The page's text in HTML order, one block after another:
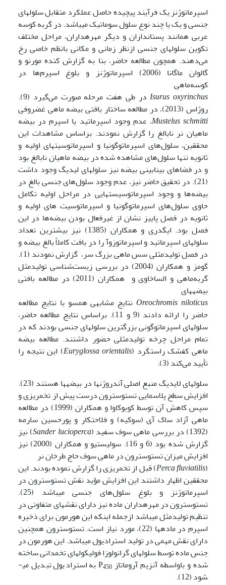
اسپرماتوژنز یک فرآیند پیچیده حاصل عملکرد متقابل سلول­های
جنسی و یک یا چند نوع سلول سوماتیک می­باشد. در گربه کوسه
عربی همانند پستانداران و دیگر مهره­داران، مراحل مختلف
تکوین سلول­های جنسی ازنظر زمانی و مکانی بانظم خاصی رخ
می‌دهند. همچون مطالعه حاضر، بنا به گزارش کنده مورنو و
گالوان ماگانا (2006) اسپرماتوژنز و بلوغ اسپرم‌ها در
کوسه‌ماهی
Isurus oxyrinchus
در طی هفت مرحله صورت می‌گیرد (9).
روژاس (2013)، در مطالعه ساختار بافتی بیضه ماهی غضروفی
Mustelus schmitti، عدم وجود اسپرماتید یا اسپرم در بیضه
ماهیان نر نابالغ را گزارش نمودند. براساس مشاهدات این
محققین، سلول‌های اسپرماتوگونیا و اسپرماتوسیت­های اولیه و
ثانویه تنها سلول‌های مشاهده شده در بیضه ماهیان نابالغ بود
و در فضاهای بینابینی بیضه نیز سلول­های لیدیگ وجود داشت
(21). در تحقیق حاضر نیز، عدم وجود سلول‌های جنسی بالغ در
بیضه‌ها و وجود اسپرماتوسیست­هایی در مراحل اولیه تکامل
حاوی سلول‌های اسپرماتوگونیا و اسپرماتوسیت های اولیه و
ثانویه در فصل پاییز نشان از غیرفعال بودن بیضه‌ها در این
فصل بود. ایگدری و همکاران (1385) نیز بیشترین تعداد
سلول­های اسپرماتید و اسپرماتوزوآ را در بافت کاملاً بالغ بیضه و
در فصل تولیدمثلی سس ماهی بزرگ سر، گزارش نمودند (1).
گومز و همکاران (2004) در بررسی زیست‌شناسی تولیدمثل
گربه‌ماهی و الساخاوی و همکاران (2011) در مطالعه بافتی
بیضه­های
Oreochromis niloticusنتایج مشابهی همسو با نتایج مطالعه
حاضر را ارائه دادند (9 و 11). براساس نتایج مطالعه حاضر،
سلول­های اسپرماتوگونی بزرگترین سلول­های جنسی بودند که در
تمام مراحل چرخه تولیدمثلی حضور داشتند. مطالعه بیضه
ماهی کفشک راستگرد (Euryglossa orientalis) این نتیجه را
تأیید می‌کند (3).
سلول­های لایدیگ منبع اصلی آندروژن­ها در بیضه­ها هستند (23).
افزایش سطح پلاسمایی تستوسترون درست پیش از تخم­ریزی و
سپس کاهش آن توسط کوبوکاوا و همکاران (1999) در مطالعه
ماهی آزاد ساک آی (سوکیه) و فلاحتکار و پورحسین سارمه
(1392) در بررسی ماهی سوف سفید (
Sander lucioperca) نیز
گزارش شده بود (6 و 16). سولیستیو و همکاران (2000) نیز
افزایش میزان تستوسترون در ماهی سوف حاج طرخان نر
(
Perca fluviatilis) قبل از تخم­ریزی را گزارش نموده بودند. این
محققین اظهار داشتند این افزایش مؤید نقش تستوسترون در
اسپرماتوژنز و بلوغ سلول‌های جنسی می­باشد (25).
تستوسترون در مهره­داران ماده نیز دارای نقش­های متفاوتی در
تنظیم تولیدمثل می­باشد ازجمله این­که این هورمون برای ذخیره
اسپرم در ماده­ها (22)، مورد نیاز است. تستوسترون همچنین
دارای نقش مهمی در تولید استرادیول می­باشد. این هورمون در
جنس ماده توسط سلول­های گرانولوزا فولیکول­های تخمدانی ساخته
شده و باواسطه آنزیم آروماتاز P 450به استرادیول تبدیل می­
شود (12).